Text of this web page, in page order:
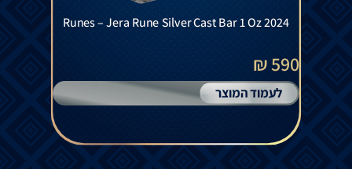
Runes – Jera Rune Silver Cast Bar 1 Oz 2024
590 ₪
לעמוד המוצר